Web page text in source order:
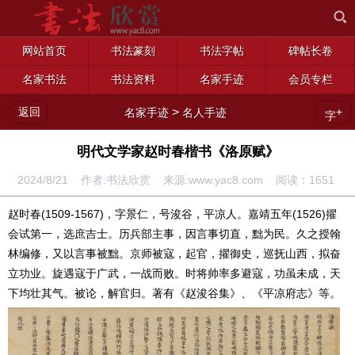
网站首页 书法篆刻 书法字帖 碑帖长卷
名家书法 书法资料 名家手迹 会员专栏
返回 名家手迹 >名人手迹 字+
明代文学家赵时春楷书《洛原赋》
2024/8/21 作者:书法欣赏 来源:www.yac8.com 阅读： 1651
赵时春(1509-1567)，字景仁，号浚谷，平凉人。嘉靖五年(1526)擢
会试第一，选庶吉士。历兵部主事，因言事切直，黜为民。久之授翰
林编修，又以言事被黜。京师被寇，起官，擢御史，巡抚山西，拟奋
立功业。旋遇寇于广武，一战而败。时将帅率多避寇，功虽未成，天
下均壮其气。被论，解官归。著有《赵浚谷集》、《平凉府志》等。